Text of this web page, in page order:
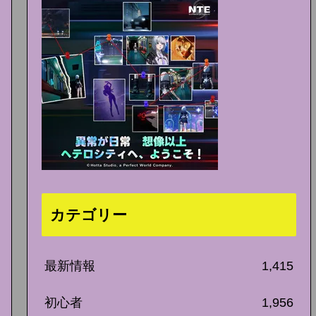
カテゴリー
最新情報 1,415
初心者 1,956